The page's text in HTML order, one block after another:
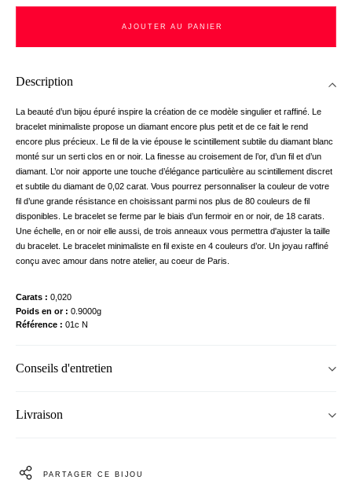
AJOUTER AU PANIER
Description
La beauté d’un bijou épuré inspire la création de ce modèle singulier et raffiné. Le
bracelet minimaliste propose un diamant encore plus petit et de ce fait le rend
encore plus précieux. Le fil de la vie épouse le scintillement subtile du diamant blanc
monté sur un serti clos en or noir. La finesse au croisement de l’or, d’un fil et d’un
diamant. L’or noir apporte une touche d’élégance particulière au scintillement discret
et subtile du diamant de 0,02 carat. Vous pourrez personnaliser la couleur de votre
fil d’une grande résistance en choisissant parmi nos plus de 80 couleurs de fil
disponibles. Le bracelet se ferme par le biais d’un fermoir en or noir, de 18 carats.
Une échelle, en or noir elle aussi, de trois anneaux vous permettra d'ajuster la taille
du bracelet. Le bracelet minimaliste en fil existe en 4 couleurs d’or. Un joyau raffiné
conçu avec amour dans notre atelier, au coeur de Paris.
Carats
0,020
Poids en or
0.9000g
Référence
01c N
Conseils d'entretien
Livraison
PARTAGER CE BIJOU